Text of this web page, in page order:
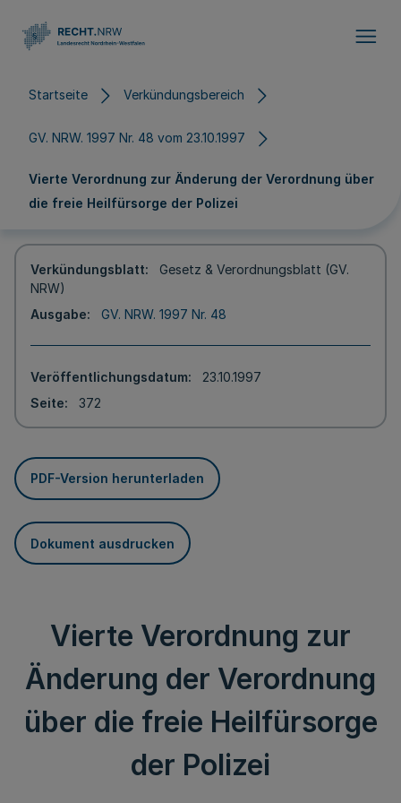
Startseite Verkündungsbereich
GV. NRW. 1997 Nr. 48 vom 23.10.1997
Vierte Verordnung zur Änderung der Verordnung über
die freie Heilfürsorge der Polizei
Verkündungsblatt
Gesetz & Verordnungsblatt (GV.
NRW)
Ausgabe
GV. NRW. 1997 Nr. 48
Veröffentlichungsdatum
23.10.1997
Seite
372
PDF-Version herunterladen
Dokument ausdrucken
Vierte Verordnung zur
Änderung der Verordnung
über die freie Heilfürsorge
der Polizei